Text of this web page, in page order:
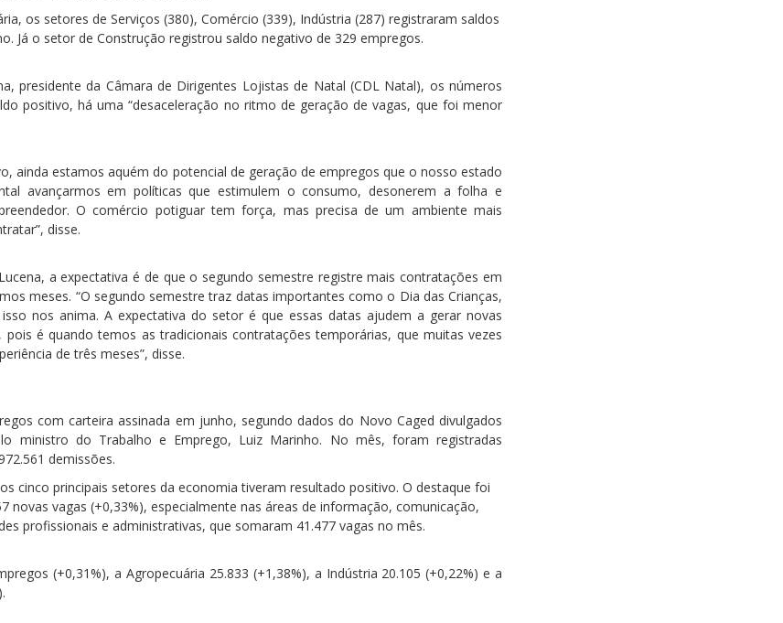
os setores de Serviços (380), Comércio (339), Indústria (287) registraram saldos
Já o setor de Construção registrou saldo negativo de 329 empregos.
presidente da Câmara de Dirigentes Lojistas de Natal (CDL Natal), os números
positivo, há uma “desaceleração no ritmo de geração de vagas, que foi menor
ainda estamos aquém do potencial de geração de empregos que o nosso estado
avançarmos em políticas que estimulem o consumo, desonerem a folha e
O comércio potiguar tem força, mas precisa de um ambiente mais
disse.
a expectativa é de que o segundo semestre registre mais contratações em
meses. “O segundo semestre traz datas importantes como o Dia das Crianças,
nos anima. A expectativa do setor é que essas datas ajudem a gerar novas
pois é quando temos as tradicionais contratações temporárias, que muitas vezes
de três meses”, disse.
com carteira assinada em junho, segundo dados do Novo Caged divulgados
ministro do Trabalho e Emprego, Luiz Marinho. No mês, foram registradas
demissões.
cinco principais setores da economia tiveram resultado positivo. O destaque foi
novas vagas (+0,33%), especialmente nas áreas de informação, comunicação,
profissionais e administrativas, que somaram 41.477 vagas no mês.
(+0,31%), a Agropecuária 25.833 (+1,38%), a Indústria 20.105 (+0,22%) e a